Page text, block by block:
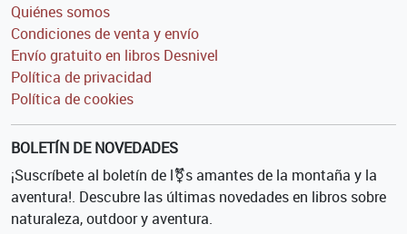
Quiénes somos
Condiciones de venta y envío
Envío gratuito en libros Desnivel
Política de privacidad
Política de cookies
BOLETÍN DE NOVEDADES
¡Suscríbete al boletín de l⚧s amantes de la montaña y la
aventura!. Descubre las últimas novedades en libros sobre
naturaleza, outdoor y aventura.